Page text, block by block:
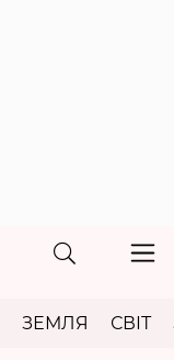
ЗЕМЛЯ СВІТ